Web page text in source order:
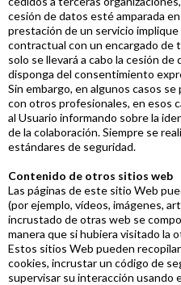
cesión de datos esté amparada
prestación de un servicio
contractual con un encargado de
solo se llevará a cabo la cesión
disponga del consentimiento
Sin embargo, en algunos casos
con otros profesionales, en esos
al Usuario informando sobre la
de la colaboración. Siempre se
estándares de seguridad.
Contenido de otros sitios web
Las páginas de este sitio Web
(por ejemplo, vídeos, imágenes,
incrustado de otras web se
manera que si hubiera visitado la
Estos sitios Web pueden
cookies, incrustar un código de
supervisar su interacción usando